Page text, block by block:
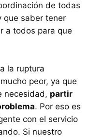
de todas
que saber tener
a todos para que
la ruptura
peor, ya que
necesidad, partir
. Por eso es
con el servicio
Si nuestro